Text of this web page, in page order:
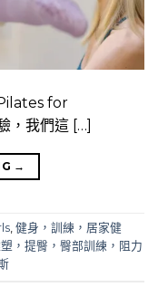
for
，我們這 […]
→
, 健身，訓練，居家健
，提臀，臀部訓練，阻力